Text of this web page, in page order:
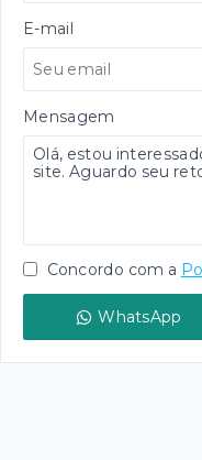
E-mail
Mensagem
Concordo com a
WhatsApp